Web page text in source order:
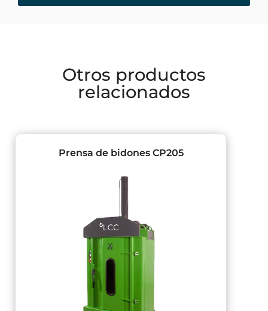
Otros productos
relacionados
Prensa de bidones CP205